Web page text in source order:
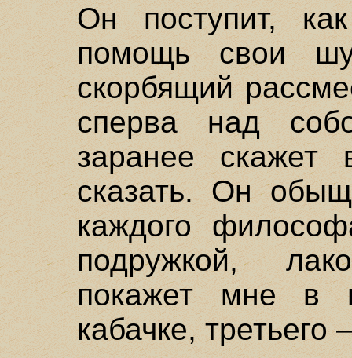
Он поступит,
помощь свои
скорбящий
сперва над
заранее скажет
сказать. Он
каждого
подружкой,
покажет мне в
кабачке, третьего